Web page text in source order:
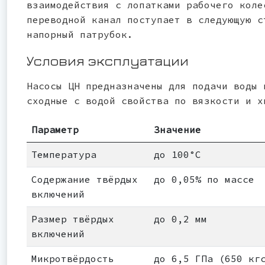
взаимодействия с лопатками рабочего
переводной канал поступает в следующую
напорный патрубок.
Условия эксплуатации
Насосы ЦН предназначены для подачи
сходные с водой свойства по вязкости и
Параметр Значение
Температура до 100°С
Содержание твёрдых
включений
до 0,05% по массе
Размер твёрдых
включений
до 0,2 мм
Микротвёрдость
до 6,5 ГПа (650